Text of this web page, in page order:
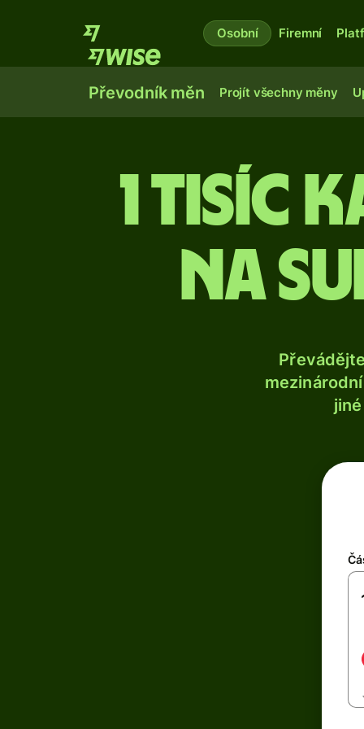
Osobní Firemní
Převodník měn Projít všechny měny
1 tisíc
na